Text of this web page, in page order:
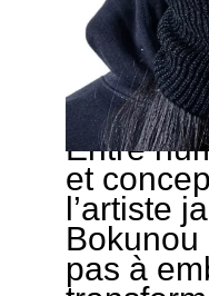
04/04/2026
Entre
et
l’artiste
Bokunou
pas à